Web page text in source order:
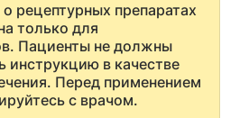
рецептурных препаратах
только для
Пациенты не должны
инструкцию в качестве
Перед применением
с врачом.